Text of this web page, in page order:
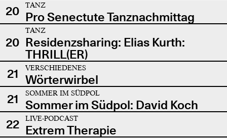
20
TANZ
Pro Senectute Tanznachmittag
20
TANZ
Residenzsharing: Elias Kurth:
THRILL(ER)
21
VERSCHIEDENES
Wörterwirbel
21
SOMMER IM SÜDPOL
Sommer im Südpol: David Koch
22
LIVE-PODCAST
Extrem Therapie